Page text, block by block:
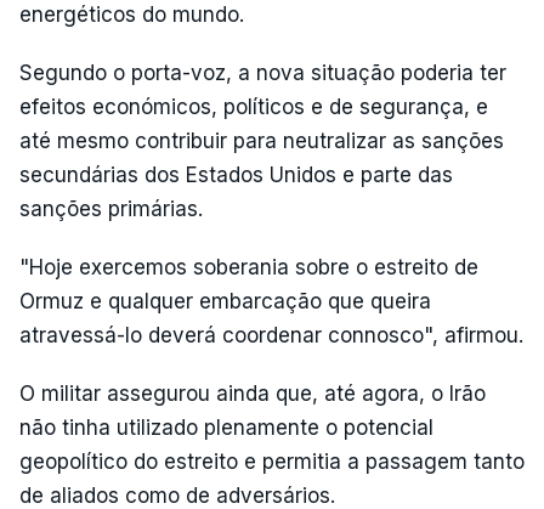
energéticos do mundo.
Segundo o porta-voz, a nova situação poderia ter
efeitos económicos, políticos e de segurança, e
até mesmo contribuir para neutralizar as sanções
secundárias dos Estados Unidos e parte das
sanções primárias.
"Hoje exercemos soberania sobre o estreito de
Ormuz e qualquer embarcação que queira
atravessá-lo deverá coordenar connosco", afirmou.
O militar assegurou ainda que, até agora, o Irão
não tinha utilizado plenamente o potencial
geopolítico do estreito e permitia a passagem tanto
de aliados como de adversários.